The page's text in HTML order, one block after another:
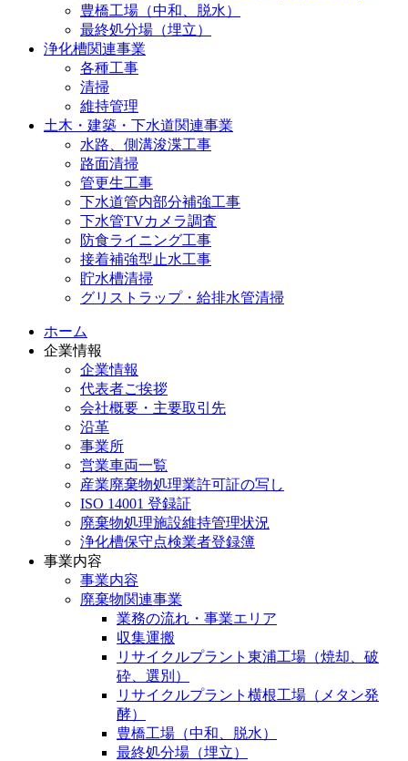
豊橋工場（中和、脱水）
最終処分場（埋立）
浄化槽関連事業
各種工事
清掃
維持管理
土木・建築・下水道関連事業
水路、側溝浚渫工事
路面清掃
管更生工事
下水道管内部分補強工事
下水管TVカメラ調査
防食ライニング工事
接着補強型止水工事
貯水槽清掃
グリストラップ・給排水管清掃
ホーム
企業情報
企業情報
代表者ご挨拶
会社概要・主要取引先
沿革
事業所
営業車両一覧
産業廃棄物処理業許可証の写し
ISO 14001 登録証
廃棄物処理施設維持管理状況
浄化槽保守点検業者登録簿
事業内容
事業内容
廃棄物関連事業
業務の流れ・事業エリア
収集運搬
リサイクルプラント東浦工場（焼却、破
砕、選別）
リサイクルプラント横根工場（メタン発
酵）
豊橋工場（中和、脱水）
最終処分場（埋立）